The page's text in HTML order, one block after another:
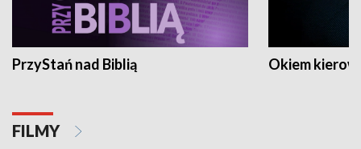
PrzyStań nad Biblią Okiem
FILMY